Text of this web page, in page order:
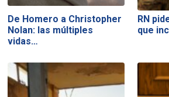
De Homero a Christopher
Nolan: las múltiples
vidas…
RN
que